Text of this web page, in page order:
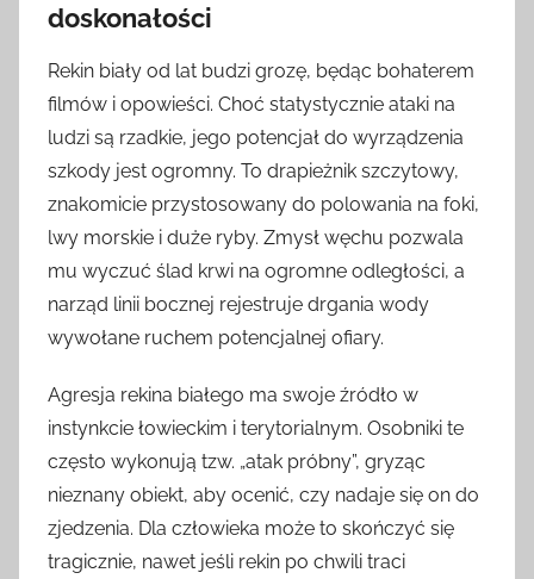
doskonałości
Rekin biały od lat budzi grozę, będąc bohaterem
filmów i opowieści. Choć statystycznie ataki na
ludzi są rzadkie, jego potencjał do wyrządzenia
szkody jest ogromny. To drapieżnik szczytowy,
znakomicie przystosowany do polowania na foki,
lwy morskie i duże ryby. Zmysł węchu pozwala
mu wyczuć ślad krwi na ogromne odległości, a
narząd linii bocznej rejestruje drgania wody
wywołane ruchem potencjalnej ofiary.
Agresja rekina białego ma swoje źródło w
instynkcie łowieckim i terytorialnym. Osobniki te
często wykonują tzw. „atak próbny”, gryząc
nieznany obiekt, aby ocenić, czy nadaje się on do
zjedzenia. Dla człowieka może to skończyć się
tragicznie, nawet jeśli rekin po chwili traci